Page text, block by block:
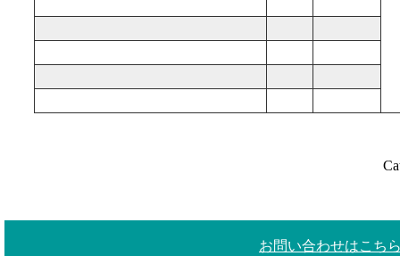
お問い合わせはこち